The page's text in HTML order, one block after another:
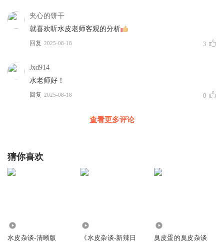
夹心的饼干
就喜欢听水皮老师客观的分析
回复 2025-08-18 3
Jxd914
水老师好！
回复 2025-08-18 0
查看更多评论
猜你喜欢
水皮杂谈-清晰版
《水皮杂谈-新辣日
臭皮蛋的臭皮杂谈